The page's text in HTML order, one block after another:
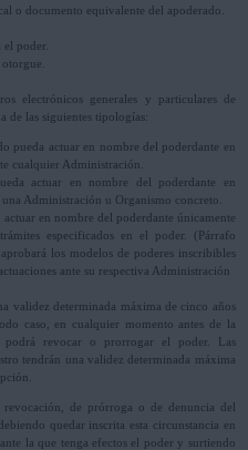
o documento equivalente del apoderado.
poder.
electrónicos generales y particulares de
de las siguientes tipologías:
pueda actuar en nombre del poderdante en
cualquier Administración.
actuar en nombre del poderdante en
Administración u Organismo concreto.
en nombre del poderdante únicamente
especificados en el poder. (Párrafo
los modelos de poderes inscribibles
ante su respectiva Administración
validez determinada máxima de cinco años
caso, en cualquier momento antes de la
revocar o prorrogar el poder. Las
tendrán una validez determinada máxima
de prórroga o de denuncia del
quedar inscrita esta circunstancia en
la que tenga efectos el poder y surtiendo